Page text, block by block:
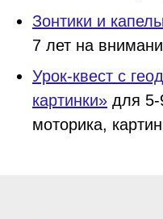
Зонтики и
7 лет на
Урок-квест с
картинки» для
моторика,